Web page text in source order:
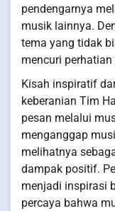
pendengarnya
musik lainnya.
tema yang tidak
mencuri
Kisah inspiratif
keberanian Tim
pesan melalui
menganggap
melihatnya
dampak positif.
menjadi inspirasi
percaya bahwa